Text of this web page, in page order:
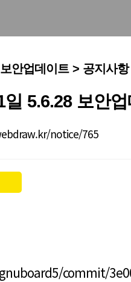
안업데이트 > 공지사항
5.6.28 보안
notice/765
commit/